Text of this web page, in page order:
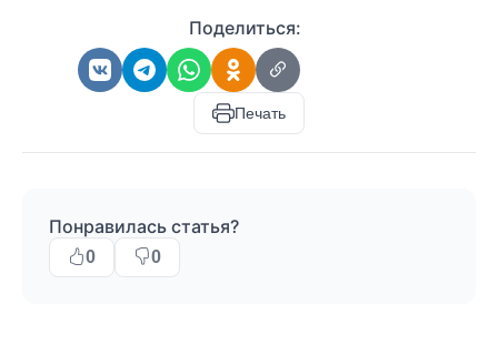
Поделиться:
Печать
Понравилась статья?
0 0